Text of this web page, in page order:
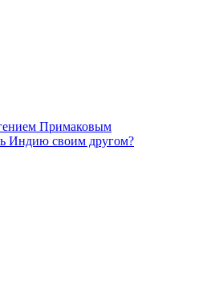
Примаковым
Индию своим другом?